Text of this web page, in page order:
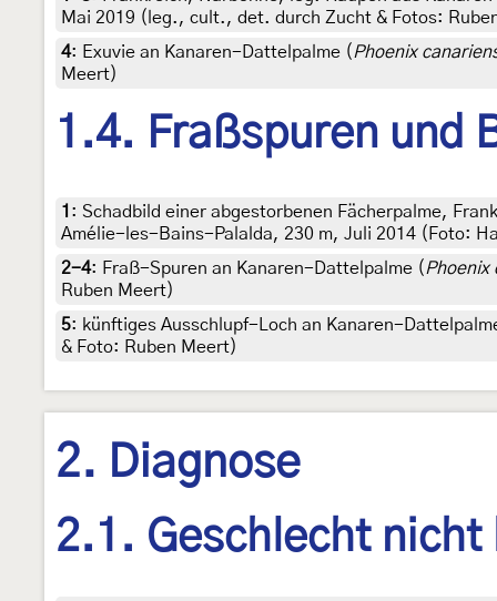
Mai 2019 (leg., cult., det. durch Zucht & Fotos:
4: Exuvie an Kanaren-Dattelpalme ( Phoenix
Meert)
1.4. Fraßspuren und
1 : Schadbild einer abgestorbenen Fächerpalme,
Amélie-les-Bains-Palalda, 230 m, Juli 2014 (Foto:
2-4: Fraß-Spuren an Kanaren-Dattelpalme (Phoenix
Ruben Meert)
5: künftiges Ausschlupf-Loch an Kanaren-
& Foto: Ruben Meert)
2. Diagnose
2.1. Geschlecht nicht